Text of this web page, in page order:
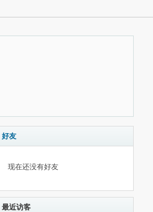
好友
现在还没有好友
最近访客